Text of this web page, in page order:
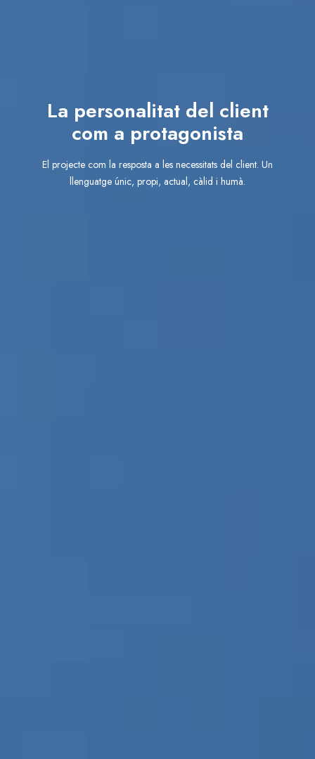
La personalitat del client
com a protagonista
El projecte com la resposta a les necessitats del client. Un
llenguatge únic, propi, actual, càlid i humà.